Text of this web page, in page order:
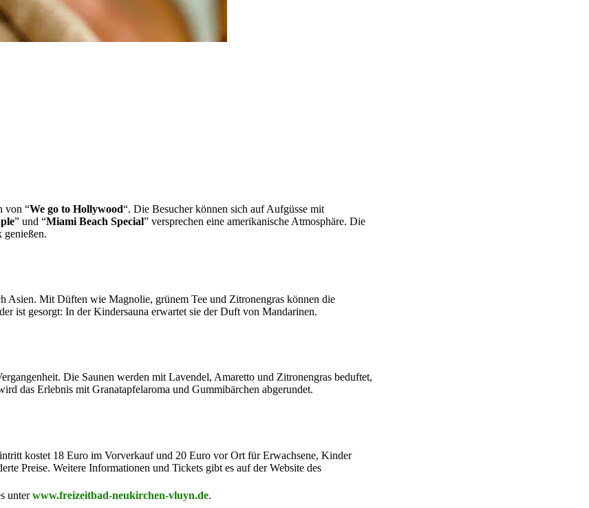
von “We go to Hollywood“. Die Besucher können sich auf Aufgüsse mit
” und “Miami Beach Special” versprechen eine amerikanische Atmosphäre. Die
genießen.
Asien. Mit Düften wie Magnolie, grünem Tee und Zitronengras können die
ist gesorgt: In der Kindersauna erwartet sie der Duft von Mandarinen.
Die Saunen werden mit Lavendel, Amaretto und Zitronengras beduftet,
das Erlebnis mit Granatapfelaroma und Gummibärchen abgerundet.
kostet 18 Euro im Vorverkauf und 20 Euro vor Ort für Erwachsene, Kinder
Preise. Weitere Informationen und Tickets gibt es auf der Website des
unterwww.freizeitbad-neukirchen-vluyn.de.